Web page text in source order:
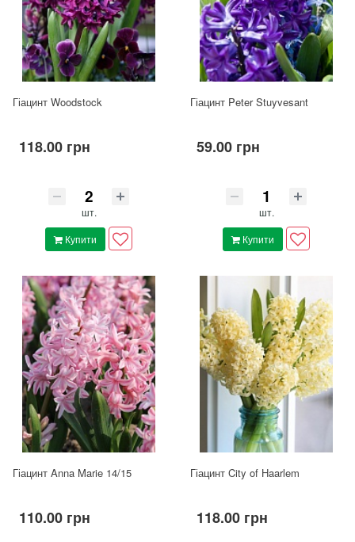
Гіацинт Woodstock
118.00 грн
шт.
Купити
Гіацинт Peter Stuyvesant
59.00 грн
шт.
Купити
Гіацинт Anna Marie 14/15
110.00 грн
Гіацинт City of Haarlem
118.00 грн